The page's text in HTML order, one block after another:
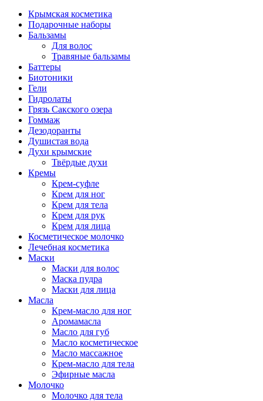
Крымская косметика
Подарочные наборы
Бальзамы
Для волос
Травяные бальзамы
Баттеры
Биотоники
Гели
Гидролаты
Грязь Сакского озера
Гоммаж
Дезодоранты
Душистая вода
Духи крымские
Твёрдые духи
Кремы
Крем-суфле
Крем для ног
Крем для тела
Крем для рук
Крем для лица
Косметическое молочко
Лечебная косметика
Маски
Маски для волос
Маска пудра
Маски для лица
Масла
Крем-масло для ног
Аромамасла
Масло для губ
Масло косметическое
Масло массажное
Крем-масло для тела
Эфирные масла
Молочко
Молочко для тела